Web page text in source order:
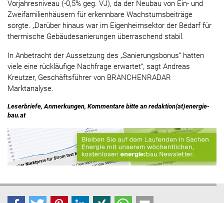
Vorjahresniveau (-0,5% geg. VJ), da der Neubau von Ein- und
Zweifamilienhäusern für erkennbare Wachstumsbeiträge
sorgte. „Darüber hinaus war im Eigenheimsektor der Bedarf für
thermische Gebäudesanierungen überraschend stabil.
In Anbetracht der Aussetzung des „Sanierungsbonus“ hatten
viele eine rückläufige Nachfrage erwartet“, sagt Andreas
Kreutzer, Geschäftsführer von BRANCHENRADAR
Marktanalyse.
Leserbriefe, Anmerkungen, Kommentare bitte an redaktion(at)energie-
bau.at